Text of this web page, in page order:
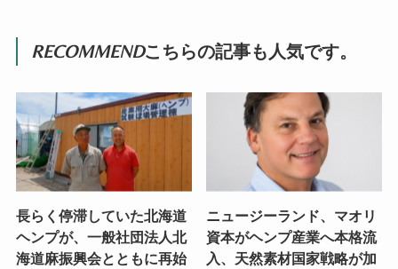
RECOMMENDこちらの記事も人気です。
長らく停滞していた北海道
ヘンプが、一般社団法人北
海道麻振興会とともに再始
ニュージーランド、マオリ
資本がヘンプ産業へ本格流
入、天然素材国家戦略が加